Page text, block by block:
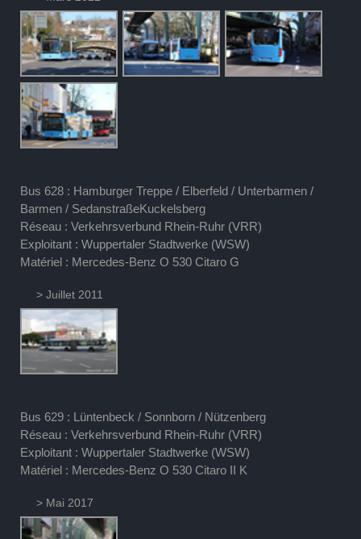
Bus 628 : Hamburger Treppe / Elberfeld / Unterbarmen /
Barmen / SedanstraßeKuckelsberg
Réseau : Verkehrsverbund Rhein-Ruhr (VRR)
Exploitant : Wuppertaler Stadtwerke (WSW)
Matériel : Mercedes-Benz O 530 Citaro G
> Juillet 2011
Bus 629 : Lüntenbeck / Sonnborn / Nützenberg
Réseau : Verkehrsverbund Rhein-Ruhr (VRR)
Exploitant : Wuppertaler Stadtwerke (WSW)
Matériel : Mercedes-Benz O 530 Citaro II K
> Mai 2017